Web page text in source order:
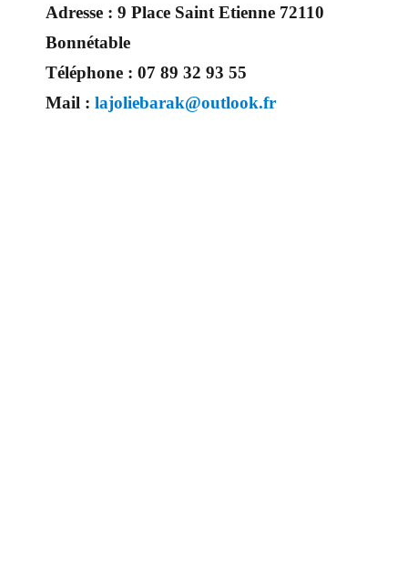
Adresse : 9 Place Saint Etienne 72110
Bonnétable
Téléphone : 07 89 32 93 55
Mail : lajoliebarak@outlook.fr